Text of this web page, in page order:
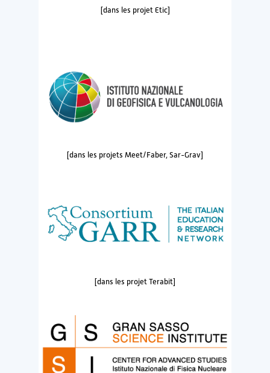
[dans les projet Etic]
[dans les projets Meet/Faber, Sar-Grav]
[dans les projet Terabit]